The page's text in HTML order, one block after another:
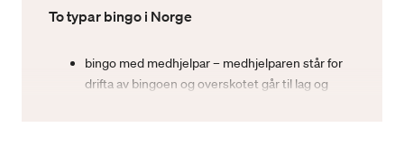
To typar bingo i Norge
bingo med medhjelpar – medhjelparen står for
drifta av bingoen og overskotet går til lag og